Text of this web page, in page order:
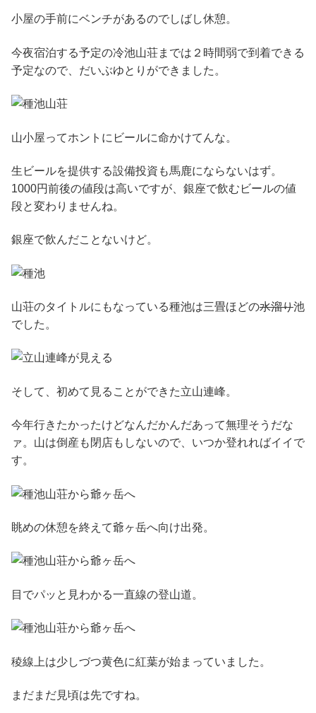
小屋の手前にベンチがあるのでしばし休憩。
今夜宿泊する予定の冷池山荘までは２時間弱で到着できる
予定なので、だいぶゆとりができました。
山小屋ってホントにビールに命かけてんな。
生ビールを提供する設備投資も馬鹿にならないはず。
1000円前後の値段は高いですが、銀座で飲むビールの値
段と変わりませんね。
銀座で飲んだことないけど。
山荘のタイトルにもなっている種池は三畳ほどの水溜り池
でした。
そして、初めて見ることができた立山連峰。
今年行きたかったけどなんだかんだあって無理そうだな
ァ。山は倒産も閉店もしないので、いつか登れればイイで
す。
眺めの休憩を終えて爺ヶ岳へ向け出発。
目でパッと見わかる一直線の登山道。
稜線上は少しづつ黄色に紅葉が始まっていました。
まだまだ見頃は先ですね。